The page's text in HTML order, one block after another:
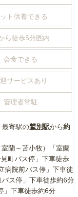
ト供養できる
ら徒歩5分圏内
会食できる
サービスあり
管理者常駐
最寄駅の鷲別駅から約
蘭～苫小牧）「室蘭
町バス停」下車徒歩
病院前バス停」下車徒
ス停」下車徒歩約6分
」下車徒歩約6分